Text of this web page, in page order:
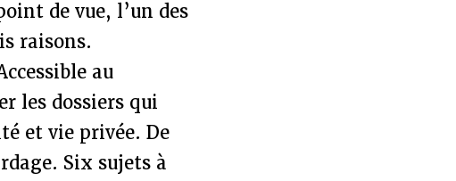
de vue, l’un des
raisons.
au
les dossiers qui
et vie privée. De
Six sujets à